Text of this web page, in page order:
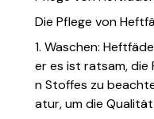
Die Pflege von
1. Waschen:
er es ist ratsam, die
n Stoffes zu
atur, um die